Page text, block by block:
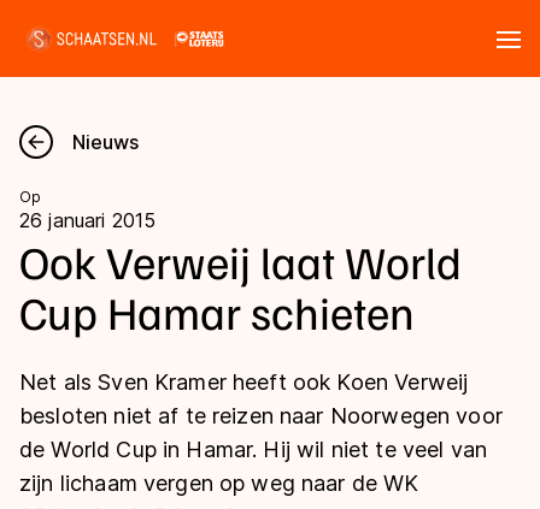
Nieuws
Kalender
Disciplines
Langebaan
Shorttrack
Inlineskaten
Uitslagen
Langebaan
Shorttrack
Tijden & historie
Nieuws
Op
26 januari 2015
Ook Verweij laat World
Cup Hamar schieten
Net als Sven Kramer heeft ook Koen Verweij
besloten niet af te reizen naar Noorwegen voor
de World Cup in Hamar. Hij wil niet te veel van
zijn lichaam vergen op weg naar de WK